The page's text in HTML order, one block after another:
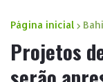
Página inicial
Projetos